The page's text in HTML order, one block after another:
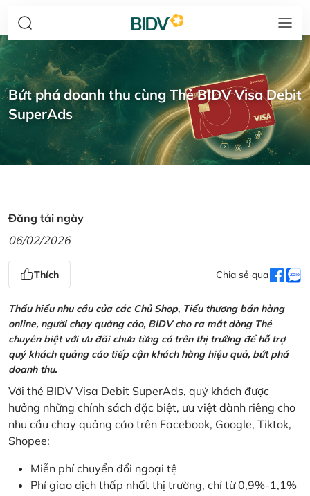
Bứt phá doanh thu cùng Thẻ BIDV Visa Debit
SuperAds
Đăng tải ngày
06/02/2026
Thích Chia sẻ qua
Thấu hiểu nhu cầu của các Chủ Shop, Tiểu thương bán hàng
online, người chạy quảng cáo, BIDV cho ra mắt dòng Thẻ
chuyên biệt với ưu đãi chưa từng có trên thị trường để hỗ trợ
quý khách quảng cáo tiếp cận khách hàng hiệu quả, bứt phá
doanh thu.
Với thẻ BIDV Visa Debit SuperAds, quý khách được
hưởng những chính sách đặc biệt, ưu việt dành riêng cho
nhu cầu chạy quảng cáo trên Facebook, Google, Tiktok,
Shopee:
Miễn phí chuyển đổi ngoại tệ
Phí giao dịch thấp nhất thị trường, chỉ từ 0,9%-1,1%